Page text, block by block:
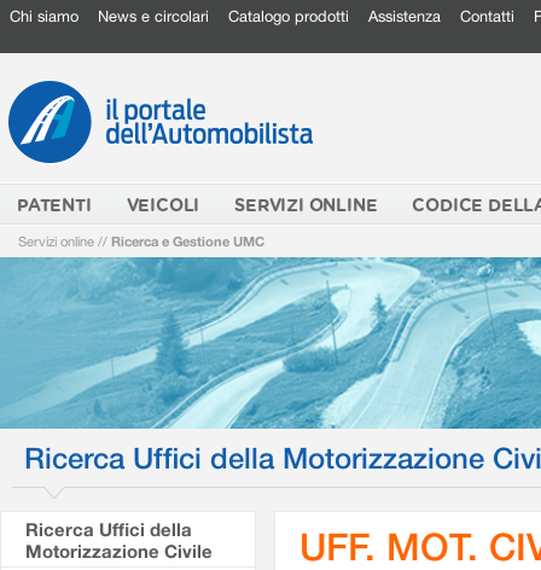
Chi siamo News e circolari Catalogo prodotti Assistenza Contatti
PATENTI VEICOLI SERVIZI ONLINE CODICE
Servizi online // Ricerca e Gestione UMC
Ricerca Uffici della Motorizzazione
Ricerca Uffici della
Motorizzazione Civile
UFF. MOT.